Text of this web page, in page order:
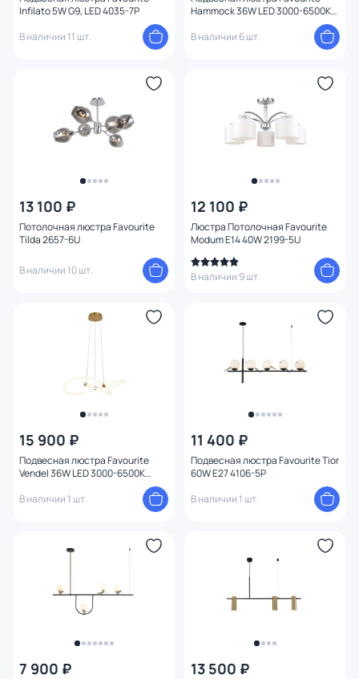
Infilato 5W G9, LED 4035-7P
В наличии 11 шт.
Hammock 36W LED 3000-6500К
4468-4P
В наличии 6 шт.
13 100 ₽
Потолочная люстра Favourite
Tilda 2657-6U
В наличии 10 шт.
12 100 ₽
Люстра Потолочная Favourite
Modum E14 40W 2199-5U
В наличии 9 шт.
15 900 ₽
Подвесная люстра Favourite
Vendel 36W LED 3000-6500К
4470-3P
В наличии 1 шт.
11 400 ₽
Подвесная люстра Favourite Tior
60W E27 4106-5P
В наличии 1 шт.
7 900 ₽ 13 500 ₽